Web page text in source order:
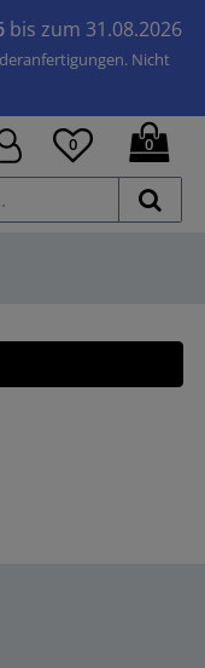
bis zum 31.08.2026
Nicht
0 0